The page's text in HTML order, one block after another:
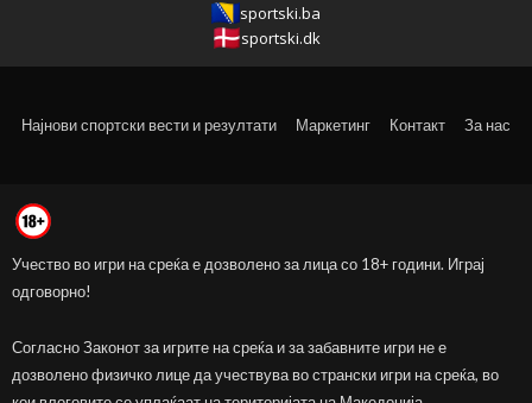
sportski.ba
sportski.dk
Најнови спортски вести и резултати Маркетинг Контакт За нас
Учество во игри на среќа е дозволено за лица со 18+ години. Играј
одговорно!
Согласно Законот за игрите на среќа и за забавните игри не е
дозволено физичко лице да учествува во странски игри на среќа, во